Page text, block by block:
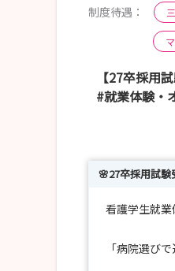
制度待遇：
【27卒採用
#就業体験・
🌸27卒採用試
看護学生就
「病院選び